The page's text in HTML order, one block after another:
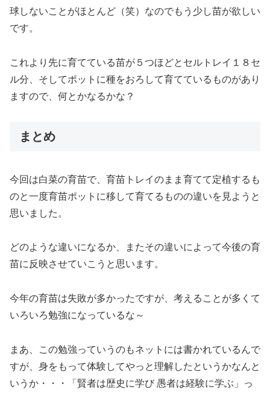
球しないことがほとんど（笑）なのでもう少し苗が欲しい
です。
これより先に育てている苗が５つほどとセルトレイ１８セ
ル分、そしてポットに種をおろして育てているものがあり
ますので、何とかなるかな？
まとめ
今回は白菜の育苗で、育苗トレイのまま育てて定植するも
のと一度育苗ポットに移して育てるものの違いを見ようと
思いました。
どのような違いになるか、またその違いによって今後の育
苗に反映させていこうと思います。
今年の育苗は失敗が多かったですが、考えることが多くて
いろいろ勉強になっているな～
まあ、この勉強っていうのもネットには書かれているんで
すが、身をもって体験してやっと理解したというかなんと
いうか・・・「賢者は歴史に学び 愚者は経験に学ぶ」っ